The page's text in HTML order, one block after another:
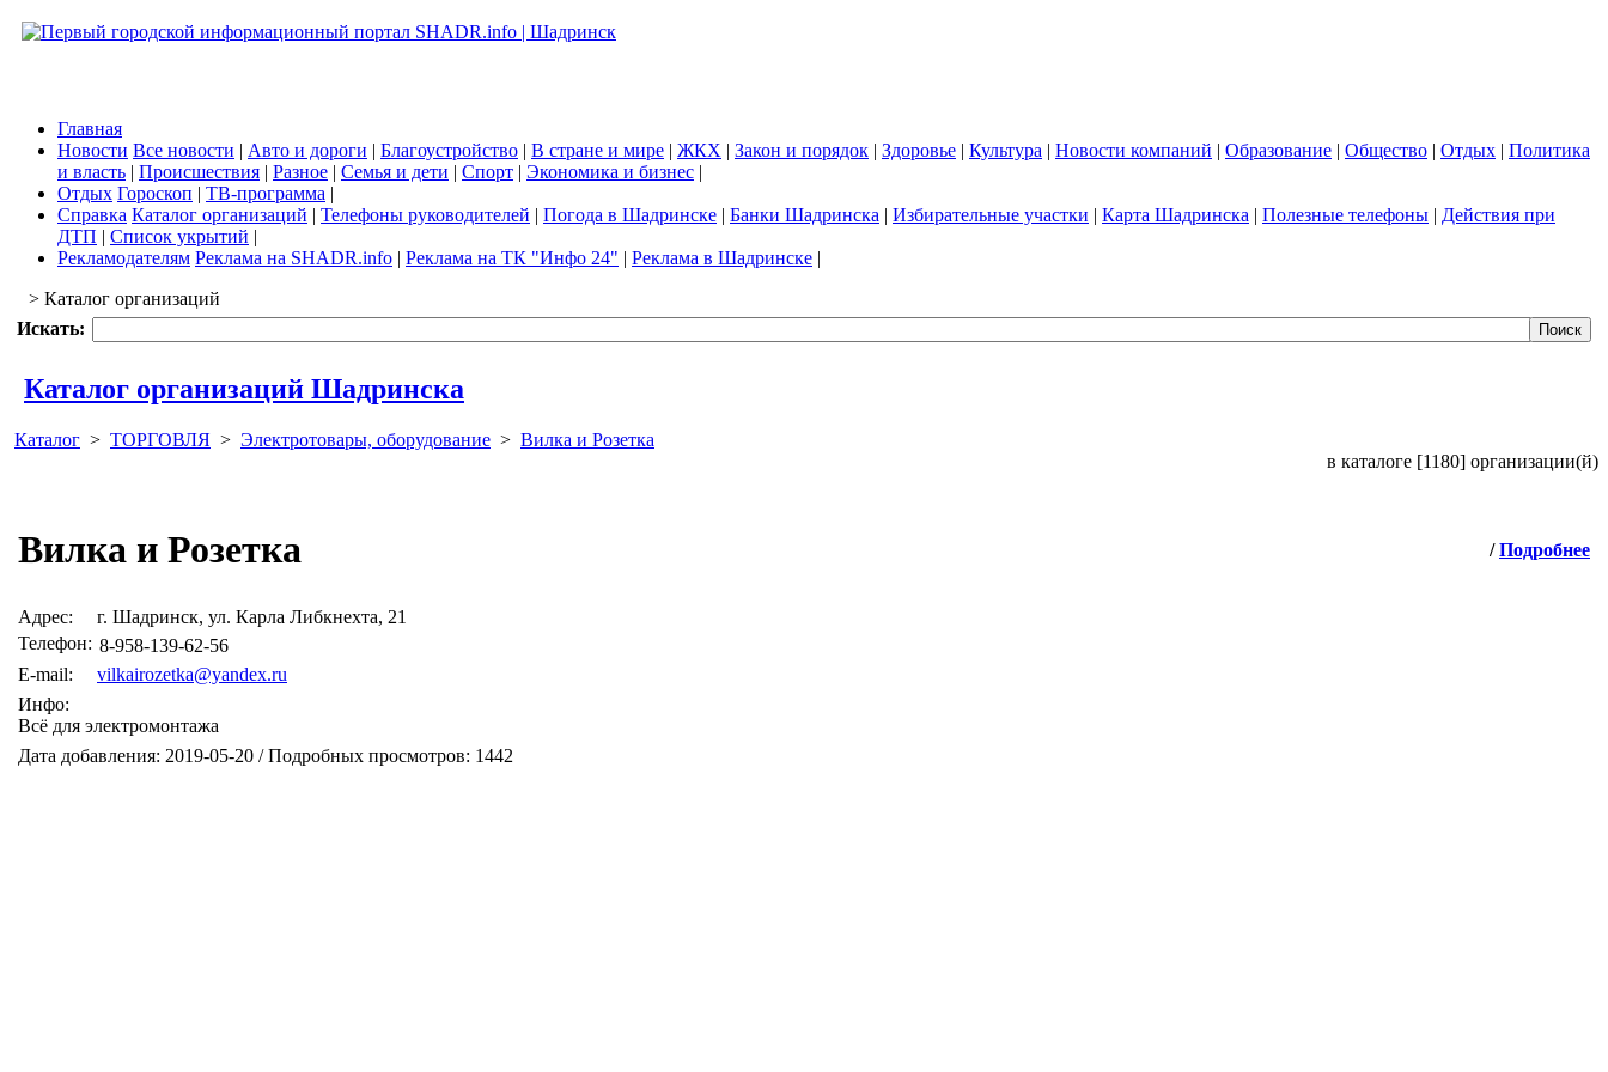
Главная
Новости Все новости | Авто и дороги | Благоустройство | В стране и мире | ЖКХ | Закон и порядок | Здоровье | Культура | Новости компаний | Образование | Общество | Отдых | Политика
и власть | Происшествия | Разное | Семья и дети | Спорт | Экономика и бизнес |
Отдых Гороскоп | ТВ-программа |
Справка Каталог организаций | Телефоны руководителей | Погода в Шадринске | Банки Шадринска | Избирательные участки | Карта Шадринска | Полезные телефоны | Действия при
ДТП | Список укрытий |
Рекламодателям Реклама на SHADR.info | Реклама на ТК "Инфо 24" | Реклама в Шадринске |
> Каталог организаций
Искать:
Каталог организаций Шадринска
Каталог > ТОРГОВЛЯ > Электротовары, оборудование > Вилка и Розетка
в каталоге [1180] организации(й)
Вилка и Розетка / Подробнее
Адрес:
г. Шадринск, ул. Карла Либкнехта, 21
Телефон: 8-958-139-62-56
E-mail:
vilkairozetka@yandex.ru
Инфо:
Всё для электромонтажа
Дата добавления: 2019-05-20 / Подробных просмотров: 1442